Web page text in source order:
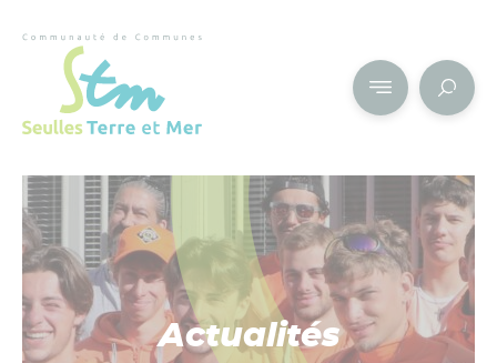
Actualités